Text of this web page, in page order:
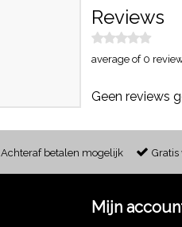
Reviews
average of 0
Geen reviews
Achteraf betalen mogelijk
Mijn